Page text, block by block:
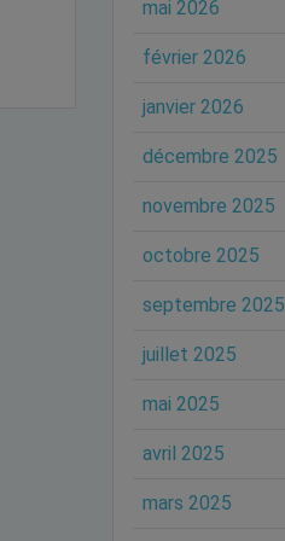
mai 2026
février 2026
janvier 2026
décembre 2025
novembre 2025
octobre 2025
septembre 2025
juillet 2025
mai 2025
avril 2025
mars 2025